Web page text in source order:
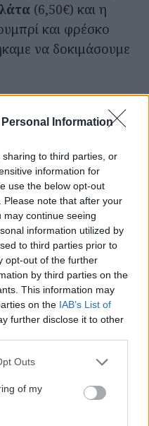
Information
to third parties, or
information for
use the below opt-out
note that after your
continue seeing
information utilized by
to third parties prior to
opt-out of the further
by third parties on the
This information may
on the IAB’s List of
further disclose it to other
uses one or more Google
You may click to
its third-party tags to
in below Google
Outs
of my
(6,50€) και η
και φρέσκο
να δοκιμάσουμε